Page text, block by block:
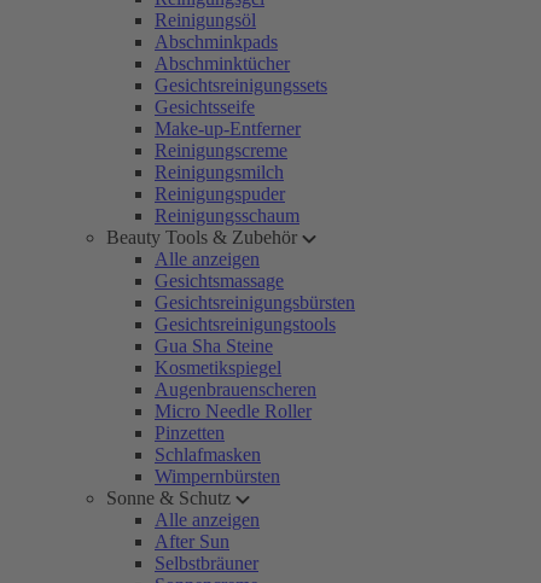
Reinigungsöl
Abschminkpads
Abschminktücher
Gesichtsreinigungssets
Gesichtsseife
Make-up-Entferner
Reinigungscreme
Reinigungsmilch
Reinigungspuder
Reinigungsschaum
Beauty Tools & Zubehör
Alle anzeigen
Gesichtsmassage
Gesichtsreinigungsbürsten
Gesichtsreinigungstools
Gua Sha Steine
Kosmetikspiegel
Augenbrauenscheren
Micro Needle Roller
Pinzetten
Schlafmasken
Wimpernbürsten
Sonne & Schutz
Alle anzeigen
After Sun
Selbstbräuner